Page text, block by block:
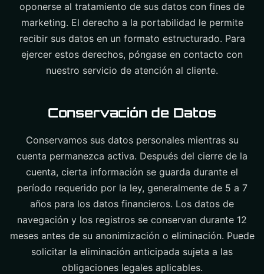
oponerse al tratamiento de sus datos con fines de
marketing. El derecho a la portabilidad le permite
recibir sus datos en un formato estructurado. Para
ejercer estos derechos, póngase en contacto con
nuestro servicio de atención al cliente.
Conservación de Datos
Conservamos sus datos personales mientras su
cuenta permanezca activa. Después del cierre de la
cuenta, cierta información se guarda durante el
período requerido por la ley, generalmente de 5 a 7
años para los datos financieros. Los datos de
navegación y los registros se conservan durante 12
meses antes de su anonimización o eliminación. Puede
solicitar la eliminación anticipada sujeta a las
obligaciones legales aplicables.